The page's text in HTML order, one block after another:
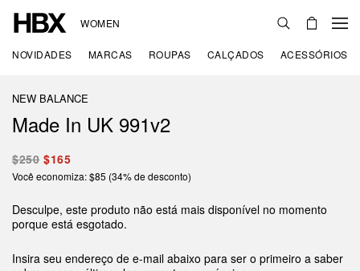
WOMEN
NOVIDADES MARCAS ROUPAS CALÇADOS ACESSÓRIOS
NEW BALANCE
Made In UK 991v2
$250 $165
Você economiza: $85 (34% de desconto)
Desculpe, este produto não está mais disponível no momento
porque está esgotado.
Insira seu endereço de e-mail abaixo para ser o primeiro a saber